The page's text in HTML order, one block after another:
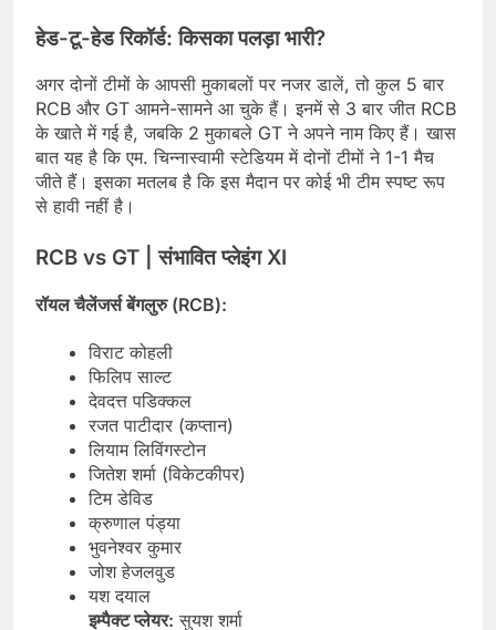
हेड-टू-हेड रिकॉर्ड: किसका पलड़ा भारी?
अगर दोनों टीमों के आपसी मुकाबलों पर नजर डालें, तो कुल 5 बार
RCB और GT आमने-सामने आ चुके हैं। इनमें से 3 बार जीत RCB
के खाते में गई है, जबकि 2 मुकाबले GT ने अपने नाम किए हैं। खास
बात यह है कि एम. चिन्नास्वामी स्टेडियम में दोनों टीमों ने 1-1 मैच
जीते हैं। इसका मतलब है कि इस मैदान पर कोई भी टीम स्पष्ट रूप
से हावी नहीं है।
RCB vs GT | संभावित प्लेइंग XI
रॉयल चैलेंजर्स बेंगलुरु (RCB):
विराट कोहली
फिलिप साल्ट
देवदत्त पडिक्कल
रजत पाटीदार (कप्तान)
लियाम लिविंगस्टोन
जितेश शर्मा (विकेटकीपर)
टिम डेविड
क्रुणाल पंड्या
भुवनेश्वर कुमार
जोश हेजलवुड
यश दयाल
इम्पैक्ट प्लेयर: सुयश शर्मा